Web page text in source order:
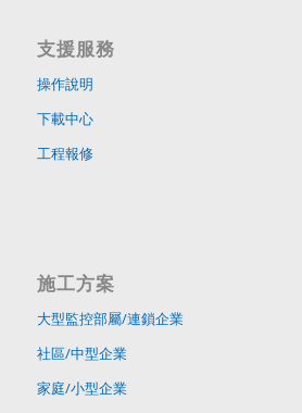
支援服務
操作說明
下載中心
工程報修
施工方案
大型監控部屬/連鎖企業
社區/中型企業
家庭/小型企業